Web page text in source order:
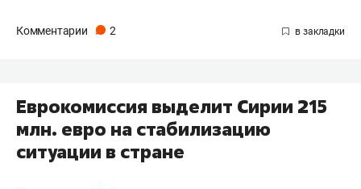
Комментарии 2
Еврокомиссия выделит Сирии 215
млн. евро на стабилизацию
ситуации в стране